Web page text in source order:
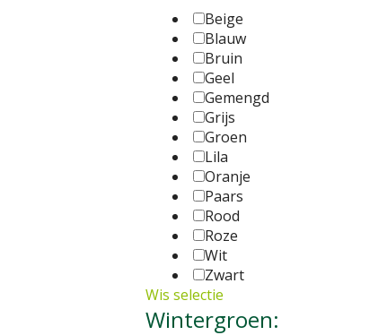
Beige
Blauw
Bruin
Geel
Gemengd
Grijs
Groen
Lila
Oranje
Paars
Rood
Roze
Wit
Zwart
Wis selectie
Wintergroen: